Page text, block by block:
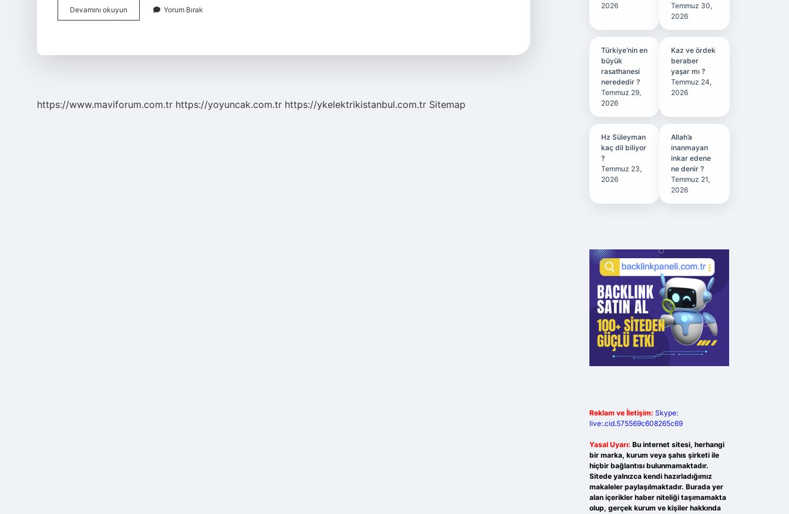
Devamını okuyun
Unu
Yorum Bırak
https://www.maviforum.com.tr https://yoyuncak.com.tr https://ykelektrikistanbul.com.tr Sitemap
2026
Temmuz 30,
2026
Türkiye’nin en
büyük
rasathanesi
nerededir ?
Temmuz 29,
2026
Kaz ve ördek
beraber
yaşar mı ?
Temmuz 24,
2026
Hz Süleyman
kaç dil biliyor
?
Temmuz 23,
2026
Allah’a
inanmayan
inkar edene
ne denir ?
Temmuz 21,
2026
Reklam ve İletişim: Skype:
live:.cid.575569c608265c69
Yasal Uyarı: Bu internet sitesi, herhangi
bir marka, kurum veya şahıs şirketi ile
hiçbir bağlantısı bulunmamaktadır.
Sitede yalnızca kendi hazırladığımız
makaleler paylaşılmaktadır. Burada yer
alan içerikler haber niteliği taşımamakta
olup, gerçek kurum ve kişiler hakkında